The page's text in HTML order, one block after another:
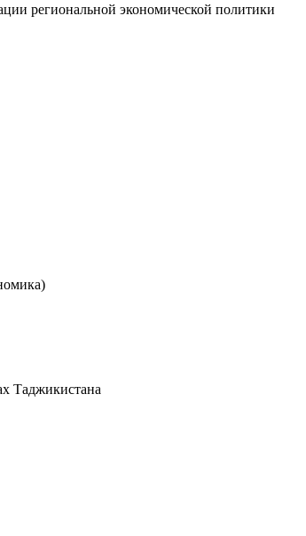
региональной экономической политики
Таджикистана